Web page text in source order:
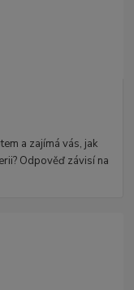
a zajímá vás, jak
Odpověď závisí na